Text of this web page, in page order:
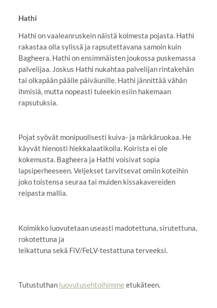
Hathi
Hathi on vaaleanruskein näistä kolmesta pojasta. Hathi
rakastaa olla sylissä ja rapsutettavana samoin kuin
Bagheera. Hathi on ensimmäisten joukossa puskemassa
palvelijaa. Joskus Hathi nukahtaa palvelijan rintakehän
tai olkapään päälle päiväunille. Hathi jännittää vähän
ihmisiä, mutta nopeasti tuleekin esiin hakemaan
rapsutuksia.
Pojat syövät monipuolisesti kuiva- ja märkäruokaa. He
käyvät hienosti hiekkalaatikolla. Koirista ei ole
kokemusta. Bagheera ja Hathi voisivat sopia
lapsiperheeseen. Veljekset tarvitsevat omiin koteihin
joko toistensa seuraa tai muiden kissakavereiden
reipasta mallia.
Kolmikko luovutetaan useasti madotettuna, sirutettuna,
rokotettuna ja
leikattuna sekä FiV/FeLV-testattuna terveeksi.
Tutustuthan luovutusehtoihimme etukäteen.